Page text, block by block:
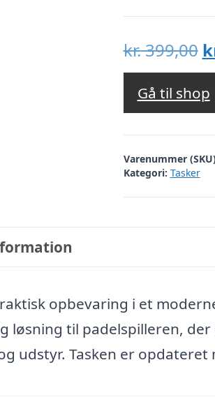
kr.399,00
Gå til shop
Varenummer
Kategori: Tasker
opbevaring i et
løsning til padelspilleren,
udstyr. Tasken er opdateret